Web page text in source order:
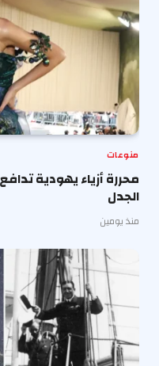
منوعات
محررة أزياء يهودية
الجدل
منذ يومين